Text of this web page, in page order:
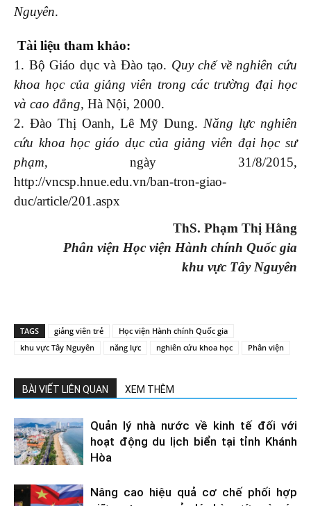
Nguyên.
Tài liệu tham khảo:
1. Bộ Giáo dục và Đào tạo. Quy chế về nghiên cứu
khoa học của giảng viên trong các trường đại học
và cao đẳng, Hà Nội, 2000.
2. Đào Thị Oanh, Lê Mỹ Dung. Năng lực nghiên
cứu khoa học giáo dục của giảng viên đại học sư
phạm, ngày 31/8/2015,
http://vncsp.hnue.edu.vn/ban-tron-giao-
duc/article/201.aspx
ThS. Phạm Thị Hằng
Phân viện Học viện Hành chính Quốc gia
khu vực Tây Nguyên
TAGS giảng viên trẻ
Học viện Hành chính Quốc gia
khu vực Tây Nguyên
năng lực nghiên cứu khoa học Phân viện
BÀI VIẾT LIÊN QUAN XEM THÊM
Quản lý nhà nước về kinh tế đối với
hoạt động du lịch biển tại tỉnh Khánh
Hòa
Nâng cao hiệu quả cơ chế phối hợp